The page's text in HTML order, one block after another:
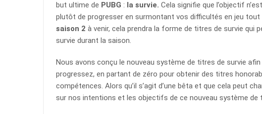
but ultime de PUBG : la survie. Cela signifie que l’objectif
plutôt de progresser en surmontant vos difficultés en jeu
saison 2 à venir, cela prendra la forme de titres de survie qui
survie durant la saison.
Nous avons conçu le nouveau système de titres de survie
progressez, en partant de zéro pour obtenir des titres
compétences. Alors qu’il s’agit d’une bêta et que cela peut
sur nos intentions et les objectifs de ce nouveau système de